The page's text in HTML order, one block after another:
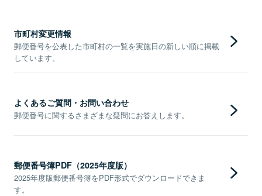
市町村変更情報
郵便番号を公表した市町村の一覧を実施日の新しい順に掲載
しています。
よくあるご質問・お問い合わせ
郵便番号に関するさまざまな疑問にお答えします。
郵便番号簿PDF（2025年度版）
2025年度版郵便番号簿をPDF形式でダウンロードできま
す。